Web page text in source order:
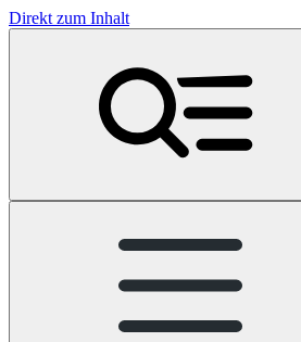
Direkt zum Inhalt